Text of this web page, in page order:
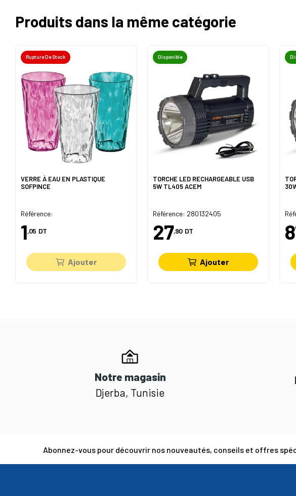
Produits dans la même catégorie
Rupture De Stock
VERRE À EAU EN PLASTIQUE
SOFPINCE
Référence:
1,05 DT
Ajouter
Disponible
TORCHE LED RECHARGEABLE USB
5W TL405 ACEM
Référence: 280132405
27,90 DT
Ajouter
Notre magasin
Djerba, Tunisie
Abonnez-vous pour découvrir nos nouveautés, conseils et offres